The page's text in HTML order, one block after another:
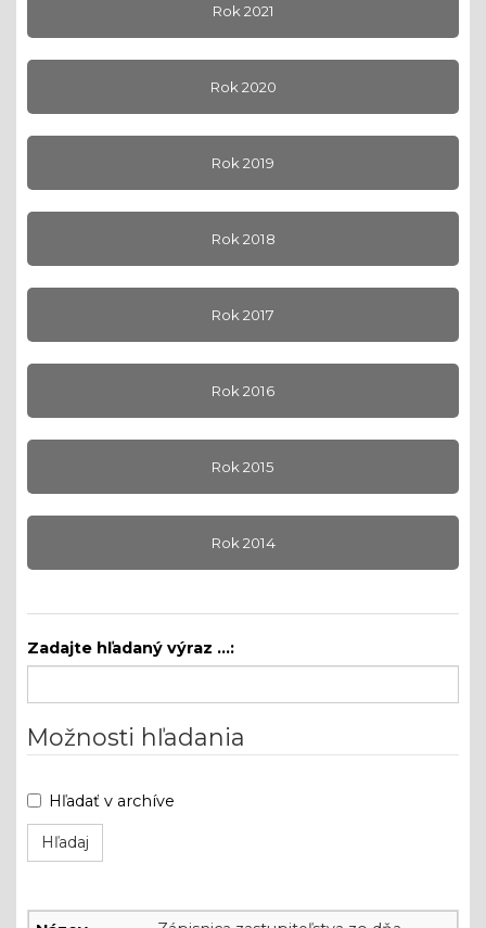
Rok 2021
Rok 2020
Rok 2019
Rok 2018
Rok 2017
Rok 2016
Rok 2015
Rok 2014
Zadajte hľadaný výraz ...:
Možnosti hľadania
Hľadať v archíve
Zápisnice